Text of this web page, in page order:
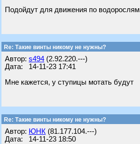
Подойдут для движения по
Re: Такие винты никому не нужны?
Автор: s494 (2.92.220.---)
Дата: 14-11-23 17:41
Мне кажется, у ступицы мотать будут
Re: Такие винты никому не нужны?
Автор: ЮНК (81.177.104.---)
Дата: 14-11-23 18:50